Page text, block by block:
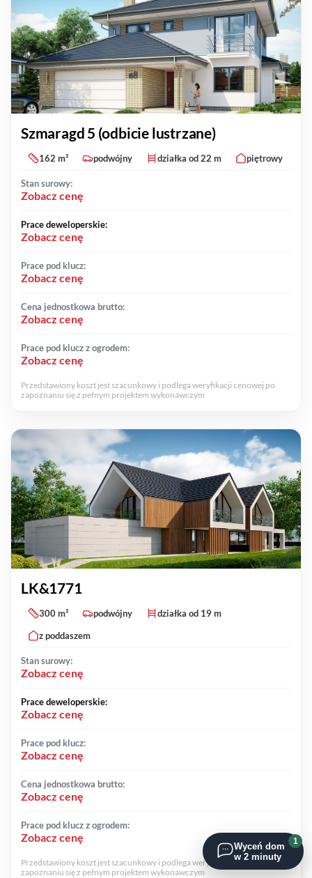
Szmaragd 5 (odbicie lustrzane)
162 m² podwójny działka od 22 m piętrowy
Stan surowy:
Zobacz cenę
Prace deweloperskie:
Zobacz cenę
Prace pod klucz:
Zobacz cenę
Cena jednostkowa brutto:
Zobacz cenę
Prace pod klucz z ogrodem:
Zobacz cenę
Przedstawiony koszt jest szacunkowy i podlega weryfikacji cenowej po
zapoznaniu się z pełnym projektem wykonawczym
LK&1771
300 m² podwójny
działka od 19 m
z poddaszem
Stan surowy:
Zobacz cenę
Prace deweloperskie:
Zobacz cenę
Prace pod klucz:
Zobacz cenę
Cena jednostkowa brutto:
Zobacz cenę
Prace pod klucz z ogrodem:
Zobacz cenę
Przedstawiony koszt jest szacunkowy i podlega weryfikacji cenowej po
zapoznaniu się z pełnym projektem wykonawczym
1
Wyceń dom
w 2 minuty